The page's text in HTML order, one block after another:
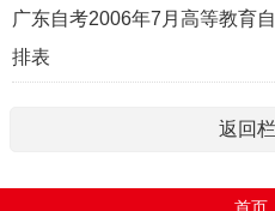
广东自考2006年7月高等教育
排表
返回